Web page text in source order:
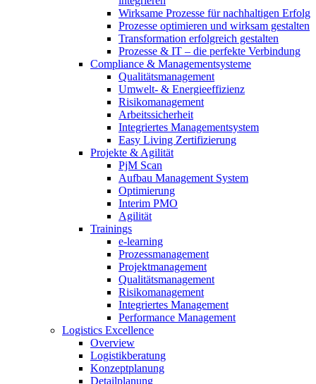
Wirksame Prozesse für nachhaltigen Erfolg​
Prozesse optimieren und wirksam gestalten
Transformation erfolgreich gestalten
Prozesse & IT – die perfekte Verbindung
Compliance & Managementsysteme
Qualitätsmanagement
Umwelt- & Energieeffizienz
Risikomanagement
Arbeitssicherheit
Integriertes Managementsystem
Easy Living Zertifizierung
Projekte & Agilität
PjM Scan
Aufbau Management System
Optimierung
Interim PMO
Agilität
Trainings
e-learning
Prozessmanagement
Projektmanagement
Qualitätsmanagement
Risikomanagement
Integriertes Management
Performance Management
Logistics Excellence
Overview
Logistikberatung
Konzeptplanung
Detailplanung